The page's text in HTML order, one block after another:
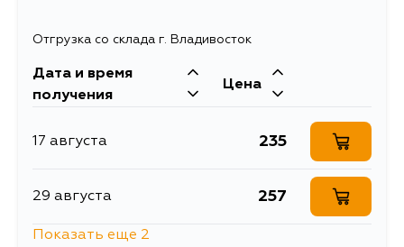
Отгрузка со склада г. Владивосток
Дата и время
получения
Цена
17 августа 235
29 августа 257
Показать еще 2